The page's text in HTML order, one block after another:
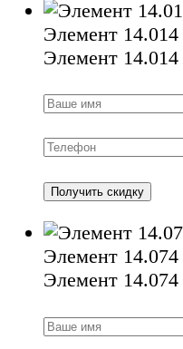
Элемент 14.014
Элемент 14.014
Элемент 14.074
Элемент 14.074